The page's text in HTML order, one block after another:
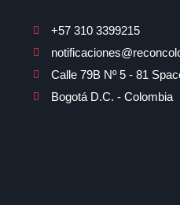
+57 310 3399215
Calle 79B Nº 5 - 81
Bogotá D.C. - Colombia